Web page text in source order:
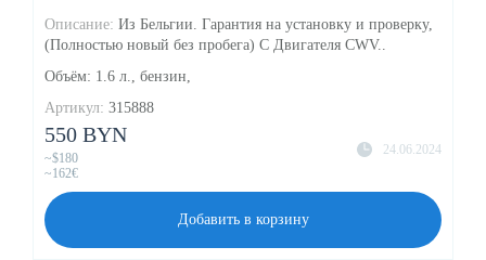
Описание: Из Бельгии. Гарантия на установку и проверку,
(Полностью новый без пробега) С Двигателя CWV..
Объём: 1.6 л., бензин,
Артикул: 315888
24.06.2024
550 BYN
~$180
~162€
Добавить в корзину